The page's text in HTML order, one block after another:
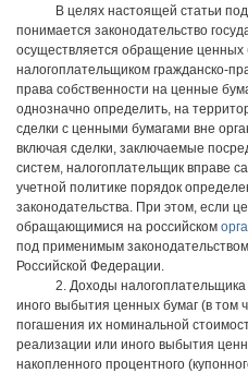
В целях настоящей статьи
понимается законодательство
осуществляется обращение ценных
налогоплательщиком гражданско-
права собственности на ценные
однозначно определить, на
сделки с ценными бумагами вне
включая сделки, заключаемые
систем, налогоплательщик вправе
учетной политике порядок
законодательства. При этом, если
обращающимися на российском
под применимым
Российской Федерации.
2. Доходы
иного выбытия ценных бумаг (в том
погашения их номинальной
реализации или иного выбытия
накопленного процентного